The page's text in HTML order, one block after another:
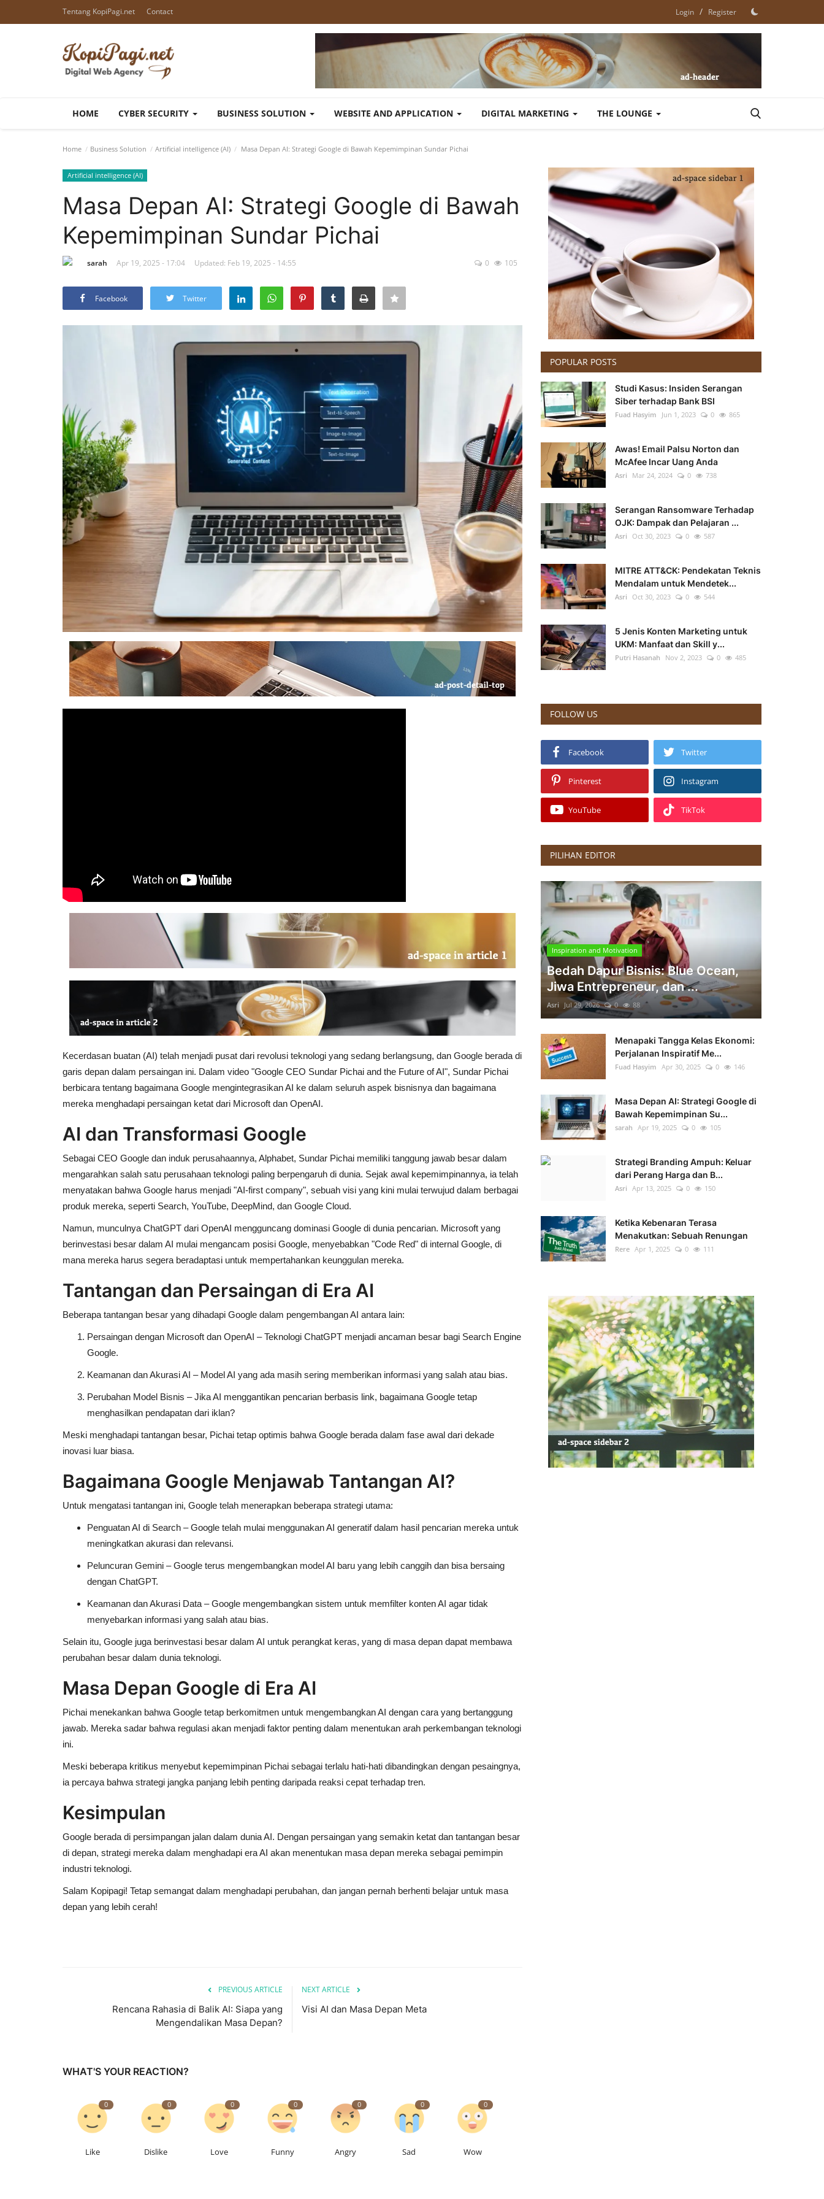
Tentang KopiPagi.net Contact Login / Register
HOME CYBER SECURITY BUSINESS SOLUTION WEBSITE AND APPLICATION DIGITAL MARKETING THE LOUNGE
Home Business Solution Artificial intelligence (AI) Masa Depan AI: Strategi Google di Bawah Kepemimpinan Sundar Pichai
Artificial intelligence (AI)
Masa Depan AI: Strategi Google di Bawah
Kepemimpinan Sundar Pichai
sarah Apr 19, 2025 - 17:04 Updated: Feb 19, 2025 - 14:55 0 105
Facebook Twitter
Kecerdasan buatan (AI) telah menjadi pusat dari revolusi teknologi yang sedang berlangsung, dan Google berada di
garis depan dalam persaingan ini. Dalam video "Google CEO Sundar Pichai and the Future of AI", Sundar Pichai
berbicara tentang bagaimana Google mengintegrasikan AI ke dalam seluruh aspek bisnisnya dan bagaimana
mereka menghadapi persaingan ketat dari Microsoft dan OpenAI.
AI dan Transformasi Google
Sebagai CEO Google dan induk perusahaannya, Alphabet, Sundar Pichai memiliki tanggung jawab besar dalam
mengarahkan salah satu perusahaan teknologi paling berpengaruh di dunia. Sejak awal kepemimpinannya, ia telah
menyatakan bahwa Google harus menjadi "AI-first company", sebuah visi yang kini mulai terwujud dalam berbagai
produk mereka, seperti Search, YouTube, DeepMind, dan Google Cloud.
Namun, munculnya ChatGPT dari OpenAI mengguncang dominasi Google di dunia pencarian. Microsoft yang
berinvestasi besar dalam AI mulai mengancam posisi Google, menyebabkan "Code Red" di internal Google, di
mana mereka harus segera beradaptasi untuk mempertahankan keunggulan mereka.
Tantangan dan Persaingan di Era AI
Beberapa tantangan besar yang dihadapi Google dalam pengembangan AI antara lain:
Persaingan dengan Microsoft dan OpenAI – Teknologi ChatGPT menjadi ancaman besar bagi Search Engine
Google.
Keamanan dan Akurasi AI – Model AI yang ada masih sering memberikan informasi yang salah atau bias.
Perubahan Model Bisnis – Jika AI menggantikan pencarian berbasis link, bagaimana Google tetap
menghasilkan pendapatan dari iklan?
Meski menghadapi tantangan besar, Pichai tetap optimis bahwa Google berada dalam fase awal dari dekade
inovasi luar biasa.
Bagaimana Google Menjawab Tantangan AI?
Untuk mengatasi tantangan ini, Google telah menerapkan beberapa strategi utama:
Penguatan AI di Search – Google telah mulai menggunakanAI generatifdalam hasil pencarian mereka untuk
meningkatkan akurasi dan relevansi.
Peluncuran Gemini – Google terus mengembangkan model AI baru yang lebih canggih dan bisa bersaing
dengan ChatGPT.
Keamanan dan Akurasi Data – Google mengembangkan sistem untuk memfilter konten AI agar tidak
menyebarkan informasi yang salah atau bias.
Selain itu, Google juga berinvestasi besar dalam AI untuk perangkat keras, yang di masa depan dapat membawa
perubahan besar dalam dunia teknologi.
Masa Depan Google di Era AI
Pichai menekankan bahwa Google tetap berkomitmen untuk mengembangkan AI dengan cara yang bertanggung
jawab. Mereka sadar bahwa regulasi akan menjadi faktor penting dalam menentukan arah perkembangan teknologi
ini.
Meski beberapa kritikus menyebut kepemimpinan Pichai sebagai terlalu hati-hati dibandingkan dengan pesaingnya,
ia percaya bahwa strategi jangka panjang lebih penting daripada reaksi cepat terhadap tren.
Kesimpulan
Google berada di persimpangan jalan dalam dunia AI. Dengan persaingan yang semakin ketat dan tantangan besar
di depan, strategi mereka dalam menghadapi era AI akan menentukan masa depan mereka sebagai pemimpin
industri teknologi.
Salam Kopipagi! Tetap semangat dalam menghadapi perubahan, dan jangan pernah berhenti belajar untuk masa
depan yang lebih cerah!
PREVIOUS ARTICLE
Rencana Rahasia di Balik AI: Siapa yang
Mengendalikan Masa Depan?
NEXT ARTICLE
Visi AI dan Masa Depan Meta
WHAT'S YOUR REACTION?
0
Like
0
Dislike
0
Love
0
Funny
0
Angry
0
Sad
0
Wow
POPULAR POSTS
Studi Kasus: Insiden Serangan
Siber terhadap Bank BSI
Fuad Hasyim Jun 1, 2023 0 865
Awas! Email Palsu Norton dan
McAfee Incar Uang Anda
Asri Mar 24, 2024 0 738
Serangan Ransomware Terhadap
OJK: Dampak dan Pelajaran ...
Asri Oct 30, 2023 0 587
MITRE ATT&CK: Pendekatan Teknis
Mendalam untuk Mendetek...
Asri Oct 30, 2023 0 544
5 Jenis Konten Marketing untuk
UKM: Manfaat dan Skill y...
Putri Hasanah Nov 2, 2023 0 485
FOLLOW US
Facebook Twitter
Pinterest Instagram
YouTube TikTok
PILIHAN EDITOR
Inspiration and Motivation
Bedah Dapur Bisnis: Blue Ocean,
Jiwa Entrepreneur, dan ...
Asri Jul 29, 2026 0 88
Menapaki Tangga Kelas Ekonomi:
Perjalanan Inspiratif Me...
Fuad Hasyim Apr 30, 2025 0 146
Masa Depan AI: Strategi Google di
Bawah Kepemimpinan Su...
sarah Apr 19, 2025 0 105
Strategi Branding Ampuh: Keluar
dari Perang Harga dan B...
Asri Apr 13, 2025 0 150
Ketika Kebenaran Terasa
Menakutkan: Sebuah Renungan
Rere Apr 1, 2025 0 111